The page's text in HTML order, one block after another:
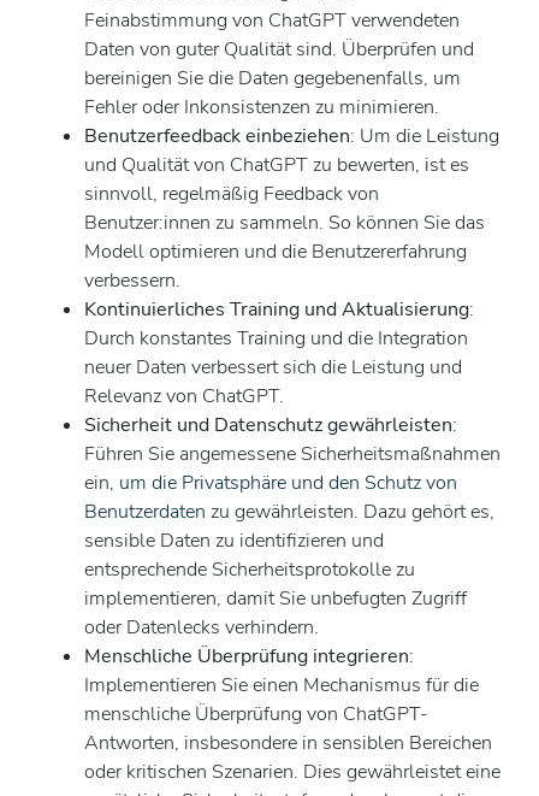
Feinabstimmung von ChatGPT verwendeten
Daten von guter Qualität sind. Überprüfen und
bereinigen Sie die Daten gegebenenfalls, um
Fehler oder Inkonsistenzen zu minimieren.
Benutzerfeedback einbeziehen: Um die Leistung
und Qualität von ChatGPT zu bewerten, ist es
sinnvoll, regelmäßig Feedback von
Benutzer:innen zu sammeln. So können Sie das
Modell optimieren und die Benutzererfahrung
verbessern.
Kontinuierliches Training und Aktualisierung:
Durch konstantes Training und die Integration
neuer Daten verbessert sich die Leistung und
Relevanz von ChatGPT.
Sicherheit und Datenschutz gewährleisten:
Führen Sie angemessene Sicherheitsmaßnahmen
ein, um die Privatsphäre und den Schutz von
Benutzerdaten zu gewährleisten. Dazu gehört es,
sensible Daten zu identifizieren und
entsprechende Sicherheitsprotokolle zu
implementieren, damit Sie unbefugten Zugriff
oder Datenlecks verhindern.
Menschliche Überprüfung integrieren:
Implementieren Sie einen Mechanismus für die
menschliche Überprüfung von ChatGPT-
Antworten, insbesondere in sensiblen Bereichen
oder kritischen Szenarien. Dies gewährleistet eine